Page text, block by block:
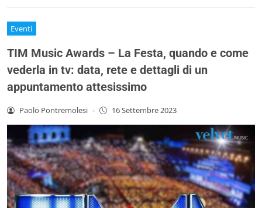
Eventi
TIM Music Awards – La Festa, quando e come
vederla in tv: data, rete e dettagli di un
appuntamento attesissimo
Paolo Pontremolesi - 16 Settembre 2023